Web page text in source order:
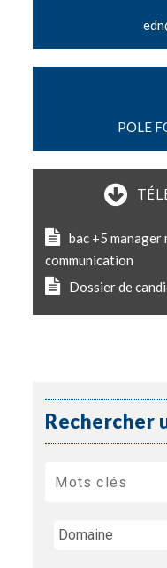
POLE
bac +5
communication
Dossier de
Rechercher